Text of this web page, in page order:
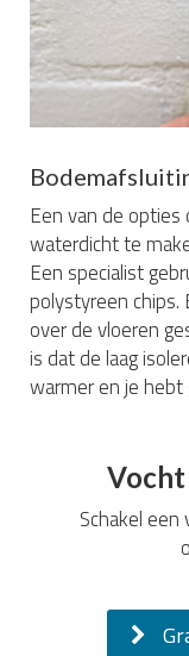
Een van de
waterdicht te
Een specialist
polystyreen chips.
over de vloeren
is dat de laag
warmer en je
Schakel een